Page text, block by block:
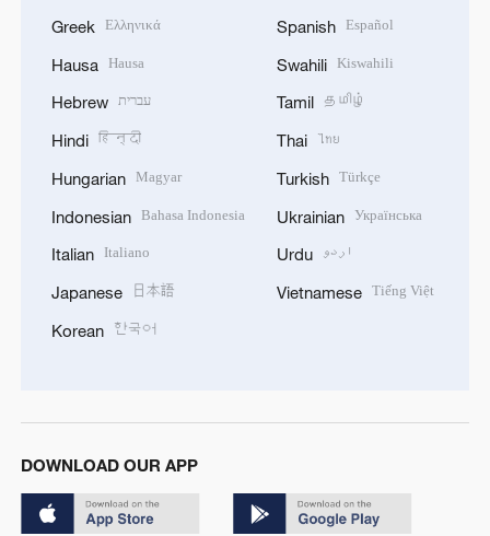
Greek Ελληνικά
Hausa Hausa
Hebrew עברית
Hindi हिन्दी
Hungarian Magyar
Indonesian Bahasa Indonesia
Italian Italiano
Japanese 日本語
Korean 한국어
Spanish Español
Swahili Kiswahili
Tamil தமிழ்
Thai ไทย
Turkish Türkçe
Ukrainian Українська
Urdu اردو
Vietnamese Tiếng Việt
DOWNLOAD OUR APP